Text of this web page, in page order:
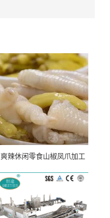
爽辣休闲零食山椒凤爪加工
流水线）